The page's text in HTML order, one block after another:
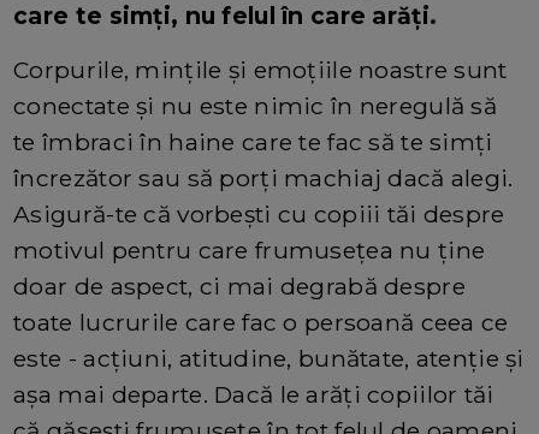
care te simți, nu felul în care arăți.
Corpurile, mințile și emoțiile noastre sunt
conectate și nu este nimic în neregulă să
te îmbraci în haine care te fac să te simți
încrezător sau să porți machiaj dacă alegi.
Asigură-te că vorbești cu copiii tăi despre
motivul pentru care frumusețea nu ține
doar de aspect, ci mai degrabă despre
toate lucrurile care fac o persoană ceea ce
este - acțiuni, atitudine, bunătate, atenție și
așa mai departe. Dacă le arăți copiilor tăi